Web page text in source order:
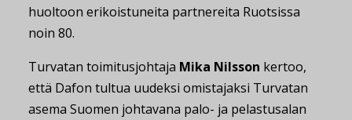
huoltoon erikoistuneita partnereita Ruotsissa
noin 80.
Turvatan toimitusjohtaja Mika Nilsson kertoo,
että Dafon tultua uudeksi omistajaksi Turvatan
asema Suomen johtavana palo- ja pelastusalan